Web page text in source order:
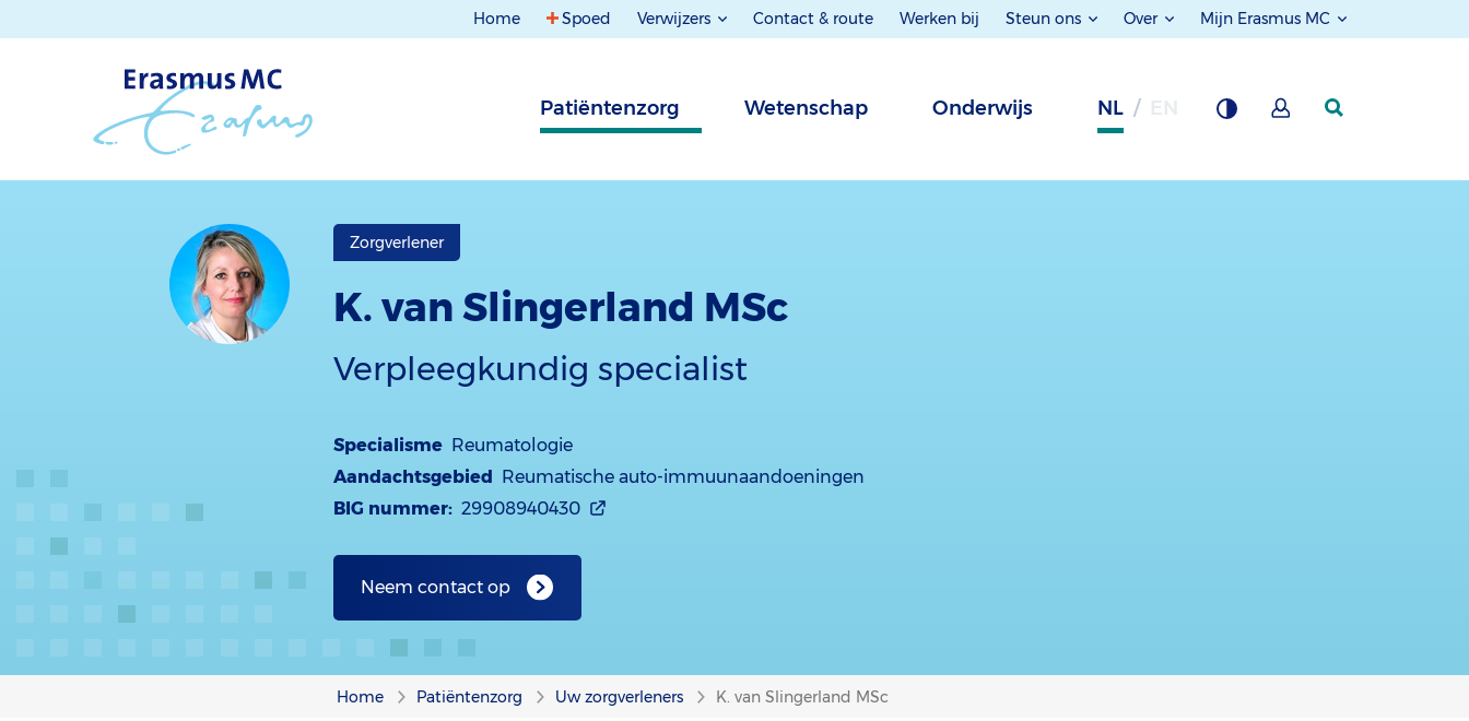
Home Spoed Verwijzers Contact & route Werken bij Steun ons Over Mijn Erasmus MC
Patiëntenzorg Wetenschap Onderwijs NL
Zorgverlener
K. van Slingerland MSc
Verpleegkundig specialist
Specialisme Reumatologie
Aandachtsgebied Reumatische auto-immuunaandoeningen
BIG nummer: 29908940430
Neem contact op
Home Patiëntenzorg Uw zorgverleners K. van Slingerland MSc